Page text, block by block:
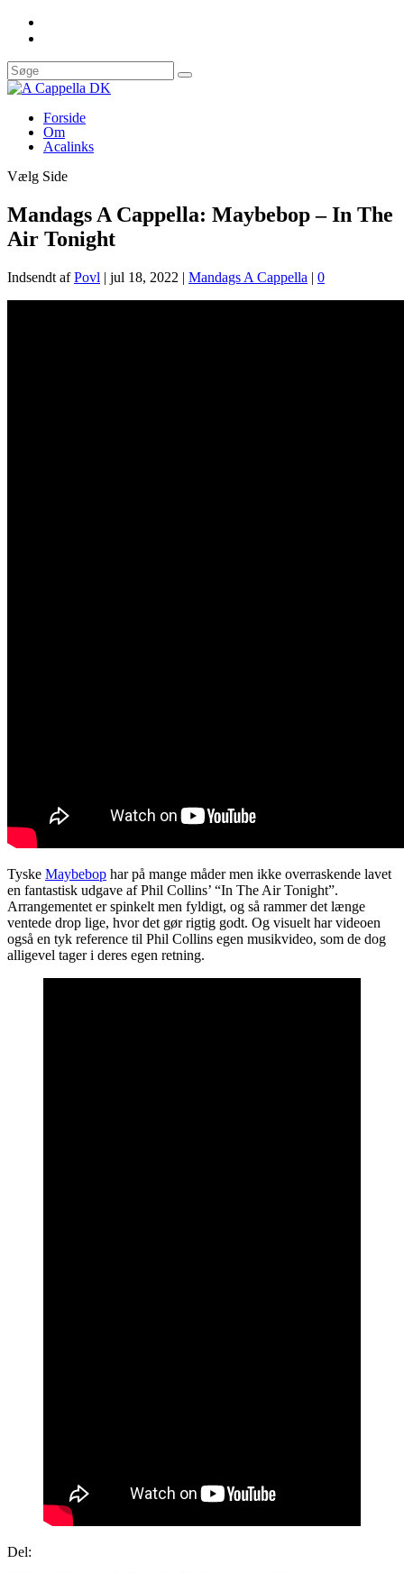
Forside
Om
Acalinks
Vælg Side
Mandags A Cappella: Maybebop – In The
Air Tonight
Indsendt afPovl | jul 18, 2022 | Mandags A Cappella | 0
Tyske Maybebop har på mange måder men ikke overraskende lavet
en fantastisk udgave af Phil Collins’ “In The Air Tonight”.
Arrangementet er spinkelt men fyldigt, og så rammer det længe
ventede drop lige, hvor det gør rigtig godt. Og visuelt har videoen
også en tyk reference til Phil Collins egen musikvideo, som de dog
alligevel tager i deres egen retning.
Del: